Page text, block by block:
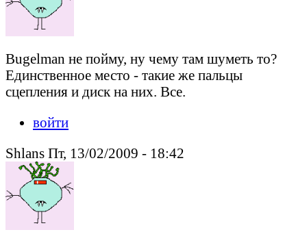
Bugelman не пойму, ну чему там шуметь то?
Единственное место - такие же пальцы
сцепления и диск на них. Все.
войти
Shlans Пт, 13/02/2009 - 18:42